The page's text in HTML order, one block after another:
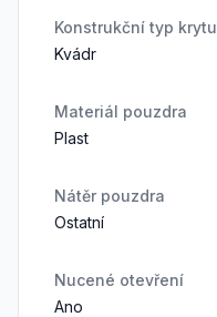
Konstrukční typ krytu
Kvádr
Materiál pouzdra
Plast
Nátěr pouzdra
Ostatní
Nucené otevření
Ano